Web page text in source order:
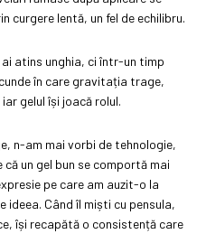
curgere lentă, un fel de echilibru.
atins unghia, ci într-un timp
în care gravitația trage,
gelul își joacă rolul.
n-am mai vorbi de tehnologie,
un gel bun se comportă mai
pe care am auzit-o la
ideea. Când îl miști cu pensula,
își recapătă o consistență care